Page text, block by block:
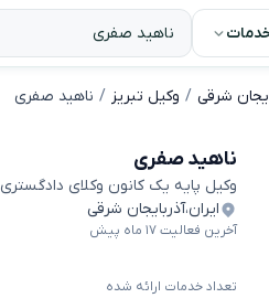
شرقی وکیل تبریز ناهید صفری
ناهید صفری
وکیل پایه یک کانون وکلای دادگستری
ایران،آذربایجان شرقی
آخرین فعالیت ۱۷ ماه پیش
تعداد خدمات ارائه شده